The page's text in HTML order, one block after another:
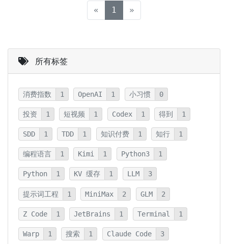
« 1 (current)
»
所有标签
消费指数 1 OpenAI 1 小习惯 0
投资 1 短视频 1 Codex 1 得到 1
SDD 1 TDD 1 知识付费 1 知行 1
编程语言 1 Kimi 1 Python3 1
Python 1 KV 缓存 1 LLM 3
提示词工程 1 MiniMax 2 GLM 2
Z Code 1 JetBrains 1 Terminal 1
Warp 1 搜索 1 Claude Code 3